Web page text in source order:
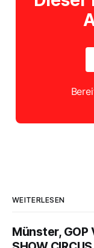
WEITERLESEN
Münster,